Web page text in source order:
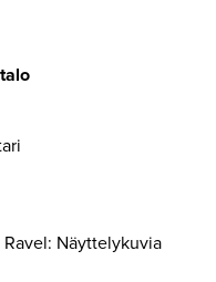
Näyttelykuvia